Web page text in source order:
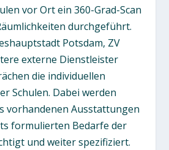
vor Ort ein 360-Grad-Scan
durchgeführt.
Potsdam, ZV
externe Dienstleister
die individuellen
Schulen. Dabei werden
vorhandenen Ausstattungen
formulierten Bedarfe der
und weiter spezifiziert.